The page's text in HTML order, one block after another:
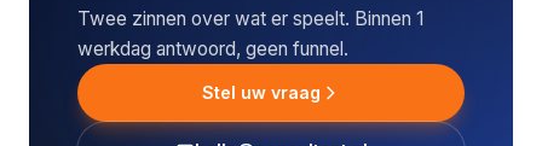
Twee zinnen over wat er speelt. Binnen 1
werkdag antwoord, geen funnel.
Stel uw vraag